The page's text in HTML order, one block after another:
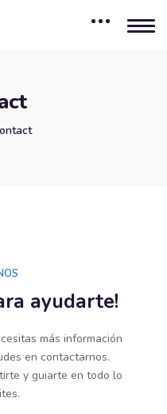
ayudarte!
más información
en contactarnos.
y guiarte en todo lo